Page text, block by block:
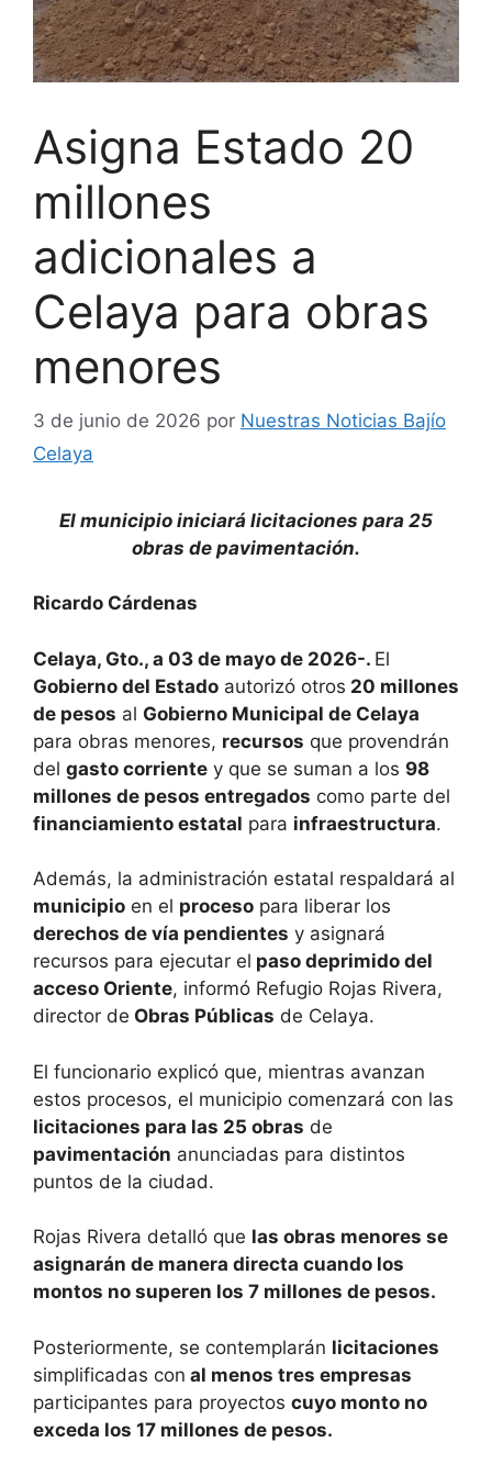
Asigna Estado 20
millones
adicionales a
Celaya para obras
menores
3 de junio de 2026 por Nuestras Noticias Bajío
Celaya
El municipio iniciará licitaciones para 25
obras de pavimentación.
Ricardo Cárdenas
Celaya, Gto., a 03 de mayo de 2026-. El
Gobierno del Estado autorizó otros 20 millones
de pesos al Gobierno Municipal de Celaya
para obras menores, recursos que provendrán
del gasto corriente y que se suman a los 98
millones de pesos entregados como parte del
financiamiento estatal para infraestructura.
Además, la administración estatal respaldará al
municipio en el proceso para liberar los
derechos de vía pendientes y asignará
recursos para ejecutar el paso deprimido del
acceso Oriente, informó Refugio Rojas Rivera,
director de Obras Públicas de Celaya.
El funcionario explicó que, mientras avanzan
estos procesos, el municipio comenzará con las
licitaciones para las 25 obras de
pavimentación anunciadas para distintos
puntos de la ciudad.
Rojas Rivera detalló que las obras menores se
asignarán de manera directa cuando los
montos no superen los 7 millones de pesos.
Posteriormente, se contemplarán licitaciones
simplificadas con al menos tres empresas
participantes para proyectos cuyo monto no
exceda los 17 millones de pesos.